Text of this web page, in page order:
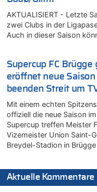
AKTUALISIERT - Letzte
zwei Clubs in der
Auch in dieser Saison
Supercup FC Brügge
eröffnet neue Saison
beenden Streit um
Mit einem echten
offiziell die neue Saison
Supercup treffen Meister
Vizemeister Union Saint-
Breydel-Stadion in
Aktuelle Kommentare